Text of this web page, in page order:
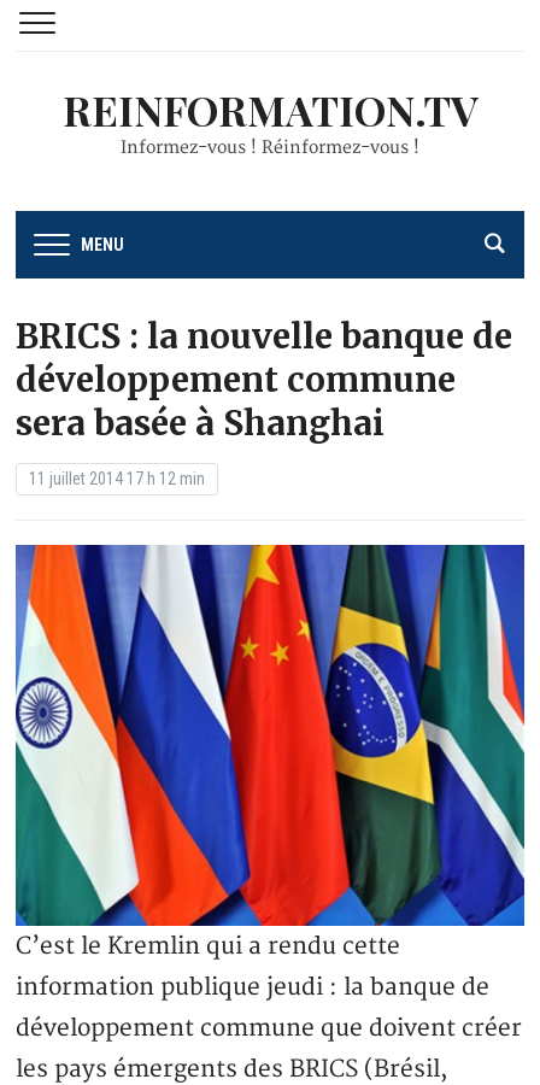
REINFORMATION.TV
Informez-vous ! Réinformez-vous !
MENU
BRICS : la nouvelle banque de
développement commune
sera basée à Shanghai
11 juillet 2014 17 h 12 min
C’est le Kremlin qui a rendu cette
information publique jeudi : la banque de
développement commune que doivent créer
les pays émergents des BRICS (Brésil,